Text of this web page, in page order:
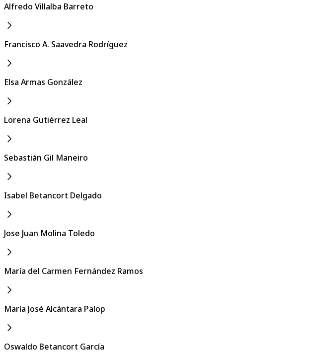
Alfredo Villalba Barreto
Francisco A. Saavedra Rodríguez
Elsa Armas González
Lorena Gutiérrez Leal
Sebastián Gil Maneiro
Isabel Betancort Delgado
Jose Juan Molina Toledo
María del Carmen Fernández Ramos
María José Alcántara Palop
Oswaldo Betancort García